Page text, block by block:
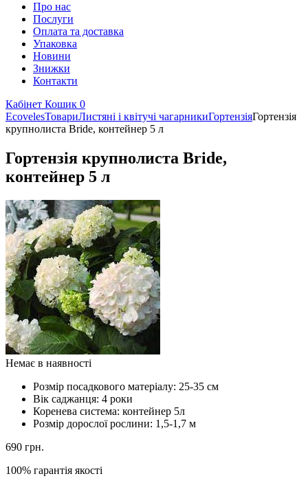
Про нас
Послуги
Оплата та доставка
Упаковка
Новини
Знижки
Контакти
Кабінет Кошик 0
EcovelesТовариЛистяні і квітучі чагарникиГортензіяГортензія
крупнолиста Bride, контейнер 5 л
Гортензія крупнолиста Bride,
контейнер 5 л
Немає в наявності
Розмір посадкового матеріалу: 25-35 см
Вік саджанця: 4 роки
Коренева система: контейнер 5л
Розмір дорослої рослини: 1,5-1,7 м
690 грн.
100% гарантія якості